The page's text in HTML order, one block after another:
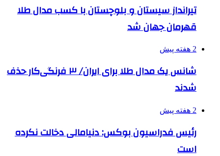
تیرانداز سیستان و بلوچستان با کسب مدال طلا
قهرمان جهان شد
2 هفته پیش
شانس یک مدال طلا برای ایران/ ۳ فرنگی‌کار حذف
شدند
2 هفته پیش
رئیس فدراسیون بوکس: دنیامالی دخالت نکرده
است